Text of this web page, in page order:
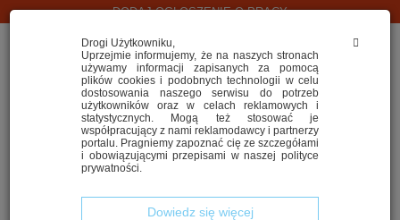
Drogi Użytkowniku,
Uprzejmie informujemy, że na naszych stronach
używamy informacji zapisanych za pomocą
plików cookies i podobnych technologii w celu
dostosowania naszego serwisu do potrzeb
użytkowników oraz w celach reklamowych i
statystycznych. Mogą też stosować je
współpracujący z nami reklamodawcy i partnerzy
portalu. Pragniemy zapoznać cię ze szczegółami
i obowiązującymi przepisami w naszej polityce
prywatności.
Dowiedz się więcej
DODAJ OGŁOSZENIE O PRACY
SZUKASZ PRACY W LOGISTYCE?